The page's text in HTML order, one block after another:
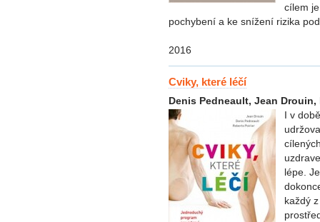
cílem
pochybení a ke snížení rizika
2016
Cviky, které léčí
Denis Pedneault, Jean
I v
lépe.
každý